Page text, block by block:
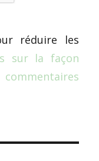
réduire les
sur la façon